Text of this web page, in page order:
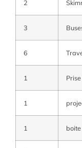
2
3
6
1
1
1